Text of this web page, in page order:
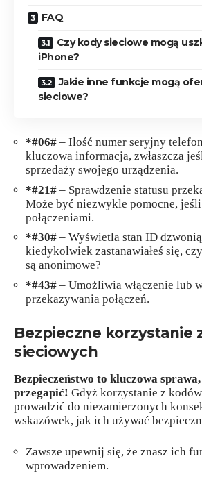
FAQ
Czy kody sieciowe mogą
iPhone?
Jakie inne funkcje mogą
sieciowe?
*#06# – Ilość numer seryjny
kluczowa informacja, zwłaszcza
sprzedaży swojego urządzenia.
*#21# – Sprawdzenie statusu
Może być niezwykle pomocne,
połączeniami.
*#30# – Wyświetla stan ID
kiedykolwiek zastanawiałeś się,
są anonimowe?
*#43# – Umożliwia włączenie lub
przekazywania połączeń.
Bezpieczne korzystanie
sieciowych
Bezpieczeństwo to kluczowa
przegapić! Gdyż korzystanie z
prowadzić do niezamierzonych
wskazówek, jak ich używać
Zawsze upewnij się, że znasz ich
wprowadzeniem.